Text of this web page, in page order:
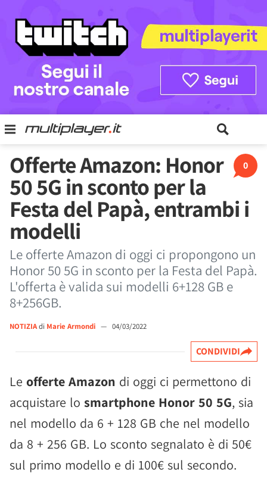
0
Offerte Amazon: Honor
50 5G in sconto per la
Festa del Papà, entrambi i
modelli
Le offerte Amazon di oggi ci propongono un
Honor 50 5G in sconto per la Festa del Papà.
L'offerta è valida sui modelli 6+128 GB e
8+256GB.
NOTIZIAdi Marie Armondi — 04/03/2022
CONDIVIDI
Le offerte Amazon di oggi ci permettono di
acquistare lo smartphone Honor 50 5G, sia
nel modello da 6 + 128 GB che nel modello
da 8 + 256 GB. Lo sconto segnalato è di 50€
sul primo modello e di 100€ sul secondo.